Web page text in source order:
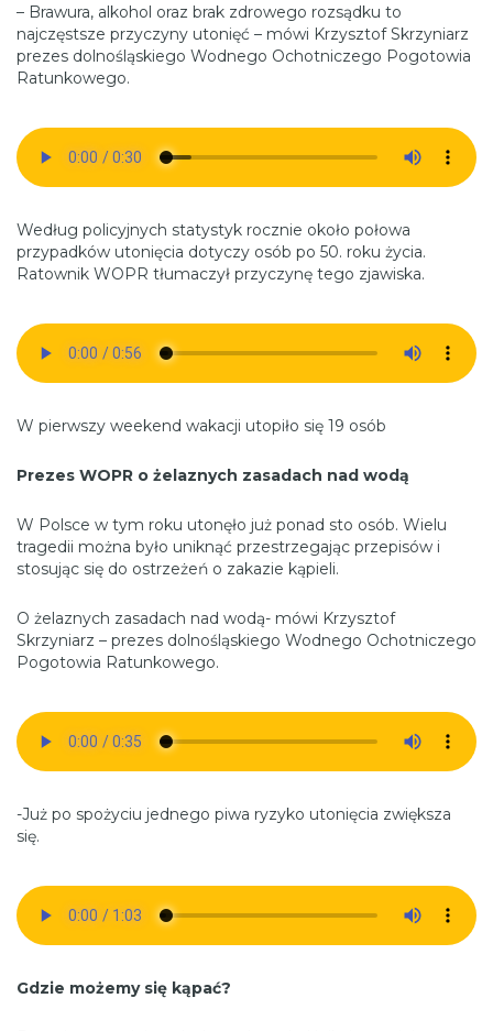
– Brawura, alkohol oraz brak zdrowego rozsądku to
najczęstsze przyczyny utonięć – mówi Krzysztof Skrzyniarz
prezes dolnośląskiego Wodnego Ochotniczego Pogotowia
Ratunkowego.
Według policyjnych statystyk rocznie około połowa
przypadków utonięcia dotyczy osób po 50. roku życia.
Ratownik WOPR tłumaczył przyczynę tego zjawiska.
W pierwszy weekend wakacji utopiło się 19 osób
Prezes WOPR o żelaznych zasadach nad wodą
W Polsce w tym roku utonęło już ponad sto osób. Wielu
tragedii można było uniknąć przestrzegając przepisów i
stosując się do ostrzeżeń o zakazie kąpieli.
O żelaznych zasadach nad wodą- mówi Krzysztof
Skrzyniarz – prezes dolnośląskiego Wodnego Ochotniczego
Pogotowia Ratunkowego.
-Już po spożyciu jednego piwa ryzyko utonięcia zwiększa
się.
Gdzie możemy się kąpać?